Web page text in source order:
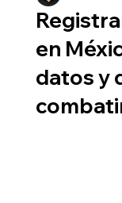
en
datos y